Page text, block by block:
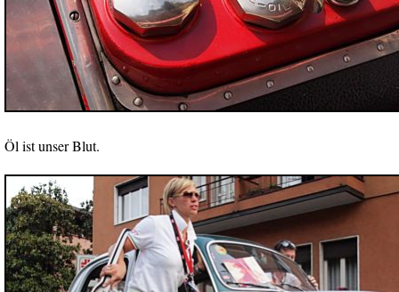
Öl ist unser Blut.